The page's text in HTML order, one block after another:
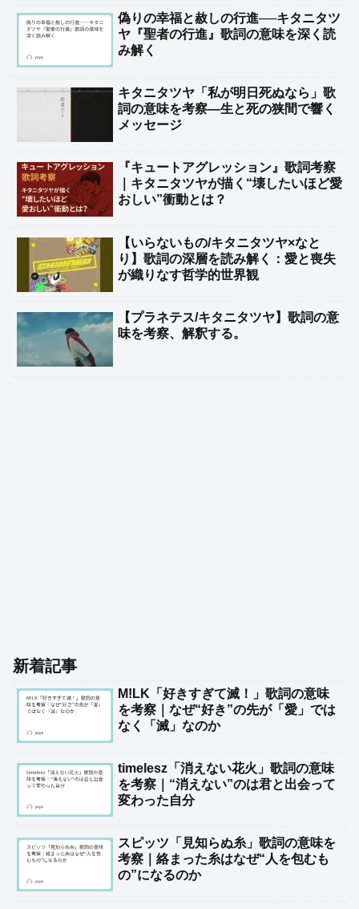
偽りの幸福と赦しの行進──キタニタツ
ヤ『聖者の行進』歌詞の意味を深く読
み解く
キタニタツヤ「私が明日死ぬなら」歌
詞の意味を考察—生と死の狭間で響く
メッセージ
『キュートアグレッション』歌詞考察
｜キタニタツヤが描く“壊したいほど愛
おしい”衝動とは？
【いらないもの/キタニタツヤ×なと
り】歌詞の深層を読み解く：愛と喪失
が織りなす哲学的世界観
【プラネテス/キタニタツヤ】歌詞の意
味を考察、解釈する。
新着記事
M!LK「好きすぎて滅！」歌詞の意味
を考察｜なぜ“好き”の先が「愛」では
なく「滅」なのか
timelesz「消えない花火」歌詞の意味
を考察｜“消えない”のは君と出会って
変わった自分
スピッツ「見知らぬ糸」歌詞の意味を
考察｜絡まった糸はなぜ“人を包むも
の”になるのか